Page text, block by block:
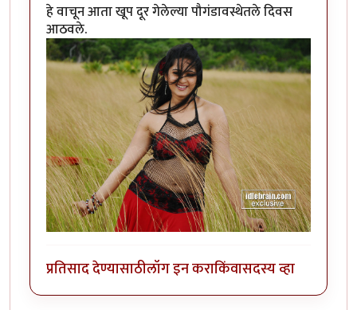
हे वाचून आता खूप दूर गेलेल्या पौगंडावस्थेतले दिवस
आठवले.
प्रतिसाद देण्यासाठीलॉग इन कराकिंवासदस्य व्हा